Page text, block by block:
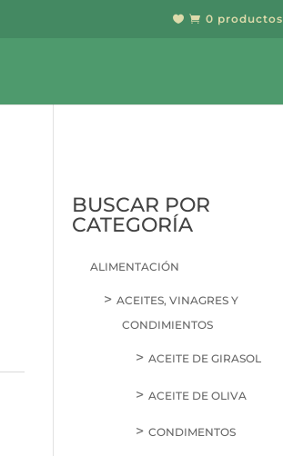
  0 productos
BUSCAR POR
CATEGORÍA
ALIMENTACIÓN
ACEITES, VINAGRES Y
CONDIMIENTOS
ACEITE DE GIRASOL
ACEITE DE OLIVA
CONDIMENTOS